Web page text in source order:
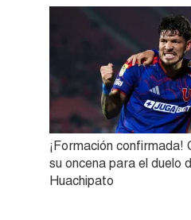
¡Formación confirmada!
su oncena para el duelo
Huachipato